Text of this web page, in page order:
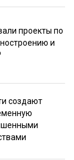
проекты по
и
создают